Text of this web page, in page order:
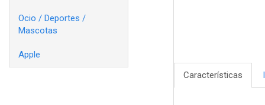
Ocio / Deportes /
Mascotas
Apple
Características